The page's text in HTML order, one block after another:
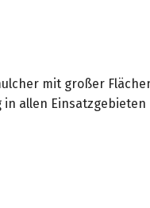
mit großer
allen Einsatzgebieten